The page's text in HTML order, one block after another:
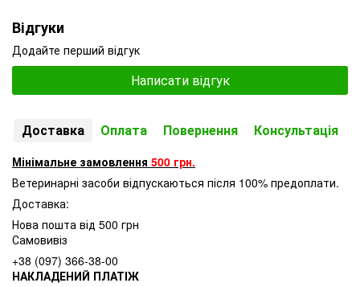
Відгуки
Додайте перший відгук
Написати відгук
Доставка Оплата Повернення Консультація
Мінімальне замовлення 500 грн.
Ветеринарні засоби відпускаються після 100% предоплати.
Доставка:
Нова пошта від 500 грн
Самовивіз
+38 (097) 366-38-00
НАКЛАДЕНИЙ ПЛАТІЖ